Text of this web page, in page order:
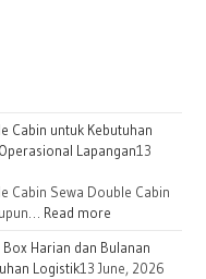
Cabin untuk Kebutuhan
Lapangan13
Cabin Sewa Double Cabin
Read more
Harian dan Bulanan
Logistik13 June, 2026